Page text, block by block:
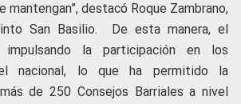
mantengan”, destacó Roque Zambrano,
San Basilio. De esta manera, el
impulsando la participación en los
nacional, lo que ha permitido la
de 250 Consejos Barriales a nivel